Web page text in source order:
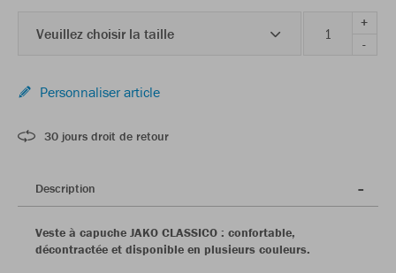
Veuillez choisir la taille
+
-
Personnaliser article
30 jours droit de retour
Description
Veste à capuche JAKO CLASSICO : confortable,
décontractée et disponible en plusieurs couleurs.